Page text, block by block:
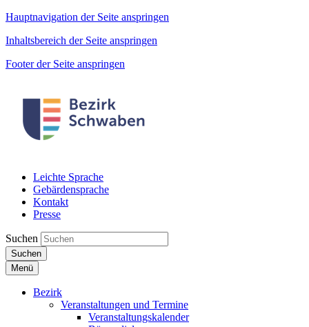
Hauptnavigation der Seite anspringen
Inhaltsbereich der Seite anspringen
Footer der Seite anspringen
Leichte Sprache
Gebärdensprache
Kontakt
Presse
Suchen
Suchen
Menü
Bezirk
Veranstaltungen und Termine
Veranstaltungskalender